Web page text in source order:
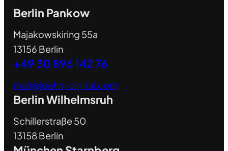
Berlin Pankow
Majakowskiring 55a
13156 Berlin
+49 30 896 142 76
mail@loehn-digital.com
Berlin Wilhelmsruh
Schillerstraße 50
13158 Berlin